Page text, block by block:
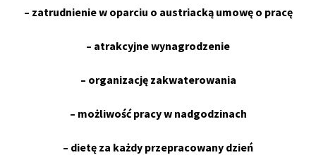
– zatrudnienie w oparciu o austriacką umowę o pracę
– atrakcyjne wynagrodzenie
– organizację zakwaterowania
– możliwość pracy w nadgodzinach
– dietę za każdy przepracowany dzień